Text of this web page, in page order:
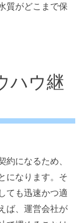
質がどこまで保
ハウ継
になるため、
になります。そ
ても迅速かつ適
ば、運営会社が